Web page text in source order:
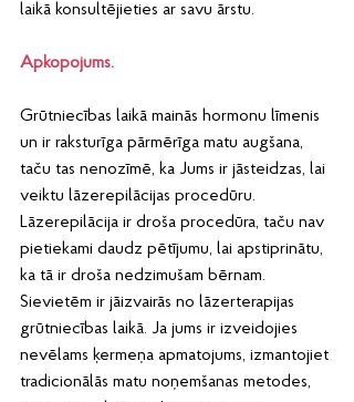
laikā konsultējieties ar savu ārstu.
Apkopojums.
Grūtniecības laikā mainās hormonu līmenis
un ir raksturīga pārmērīga matu augšana,
taču tas nenozīmē, ka Jums ir jāsteidzas, lai
veiktu lāzerepilācijas procedūru.
Lāzerepilācija ir droša procedūra, taču nav
pietiekami daudz pētījumu, lai apstiprinātu,
ka tā ir droša nedzimušam bērnam.
Sievietēm ir jāizvairās no lāzerterapijas
grūtniecības laikā. Ja jums ir izveidojies
nevēlams ķermeņa apmatojums, izmantojiet
tradicionālās matu noņemšanas metodes,